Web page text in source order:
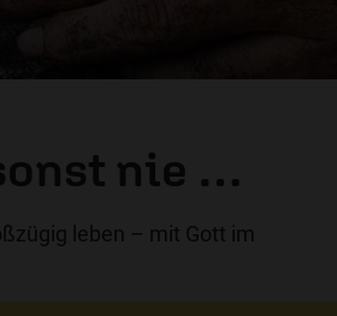
nie …
leben – mit Gott im